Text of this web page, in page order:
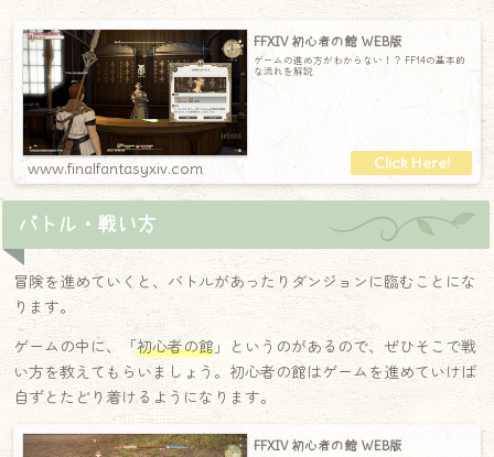
FFXIV 初心者の館 WEB版
ゲームの進め方がわからない！？ FF14の基本的
な流れを解説
www.finalfantasyxiv.com
バトル・戦い方
冒険を進めていくと、バトルがあったりダンジョンに臨むことにな
ります。
ゲームの中に、「初心者の館 」というのがあるので、ぜひそこで戦
い方を教えてもらいましょう。初心者の館はゲームを進めていけば
自ずとたどり着けるようになります。
FFXIV 初心者の館 WEB版